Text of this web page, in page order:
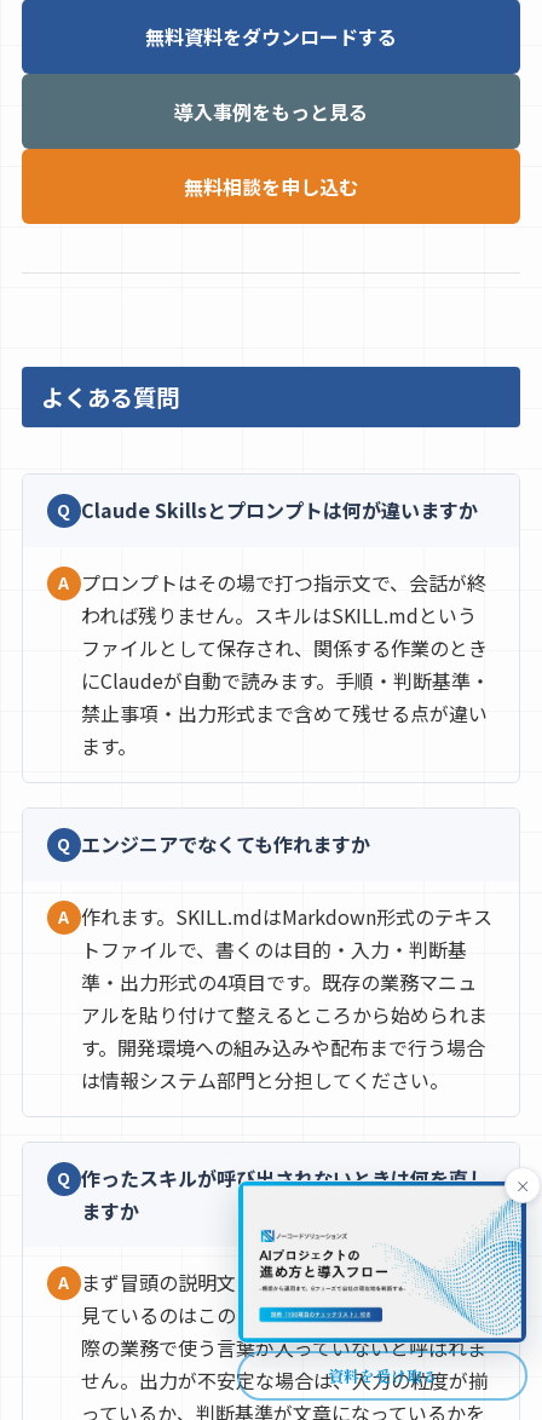
無料資料をダウンロードする
導入事例をもっと見る
無料相談を申し込む
よくある質問
Q Claude Skillsとプロンプトは何が違いますか
A プロンプトはその場で打つ指示文で、会話が終
われば残りません。スキルはSKILL.mdという
ファイルとして保存され、関係する作業のとき
にClaudeが自動で読みます。手順・判断基準・
禁止事項・出力形式まで含めて残せる点が違い
ます。
Q エンジニアでなくても作れますか
A 作れます。SKILL.mdはMarkdown形式のテキス
トファイルで、書くのは目的・入力・判断基
準・出力形式の4項目です。既存の業務マニュ
アルを貼り付けて整えるところから始められま
す。開発環境への組み込みや配布まで行う場合
は情報システム部門と分担してください。
Q 作ったスキルが呼び出されないときは何を直し
ますか
A まず冒頭の説明文を見直します。Claudeが普段
見ているのはこの説明文だけなので、ここに実
際の業務で使う言葉が入っていないと呼ばれま
せん。出力が不安定な場合は、入力の粒度が揃
っているか、判断基準が文章になっているかを
×
資料を受け取る